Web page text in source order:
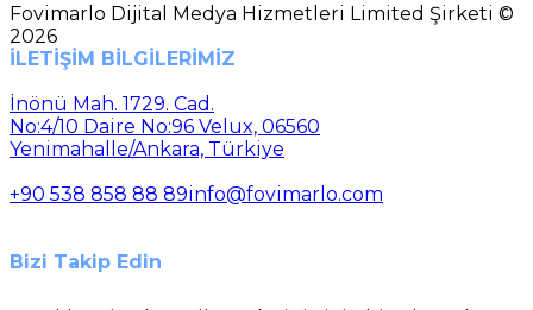
Fovimarlo Dijital Medya Hizmetleri Limited Şirketi ©
2026
İLETİŞİM BİLGİLERİMİZ
İnönü Mah. 1729. Cad.
No:4/10 Daire No:96 Velux, 06560
Yenimahalle/Ankara, Türkiye
+90 538 858 88 89info@fovimarlo.com
Bizi Takip Edin